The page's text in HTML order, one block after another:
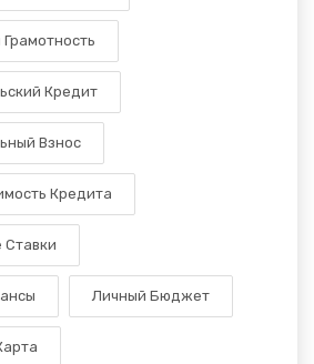
Кредит
Взнос
Кредита
Личный Бюджет